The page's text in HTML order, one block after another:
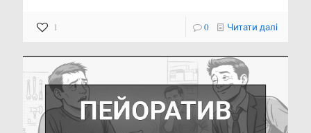
1 0 Читати далі